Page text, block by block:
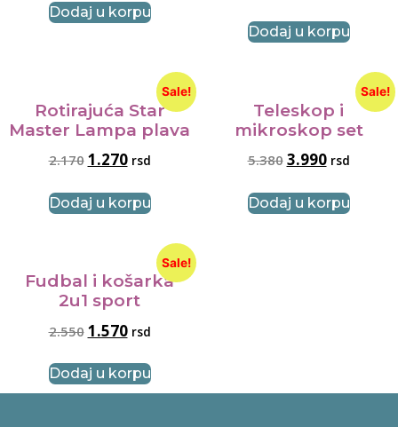
Dodaj u korpu
Dodaj u korpu
Sale!
Rotirajuća Star
Master Lampa plava
2.170 1.270 rsd
Dodaj u korpu
Sale!
Teleskop i
mikroskop set
5.380 3.990 rsd
Dodaj u korpu
Sale!
Fudbal i košarka
2u1 sport
2.550 1.570 rsd
Dodaj u korpu